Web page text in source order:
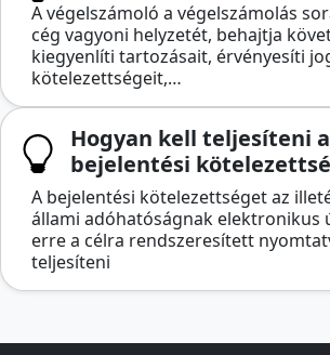
A végelszámoló a végelszámolás
cég vagyoni helyzetét, behajtja
kiegyenlíti tartozásait, érvényesíti
kötelezettségeit,…
Hogyan kell teljesíteni a
bejelentési
A bejelentési kötelezettséget az
állami adóhatóságnak elektronikus
erre a célra rendszeresített
teljesíteni